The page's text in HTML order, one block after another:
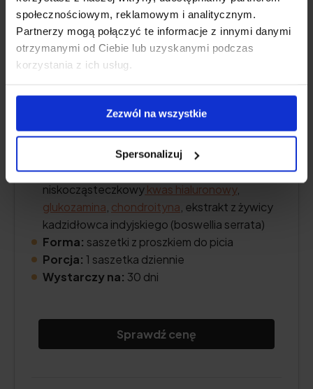
społecznościowym, reklamowym i analitycznym.
Partnerzy mogą połączyć te informacje z innymi danymi
otrzymanymi od Ciebie lub uzyskanymi podczas
korzystania z ich usług.
Zezwól na wszystkie
Spersonalizuj
Zawartość kolagenu:10 000 mg hydrolizatu
kolagenu wołowego COLLinstant®
Dodatkowe składniki aktywne:witamina C,
niskocząsteczkowykwas hialuronowy,
glukozamina chondroityna , ekstrakt z żywicy
kadzidłowca indyjskiego (boswellia serrata)
Forma: saszetki z proszkiem do picia
Porcja: 1 saszetka dziennie
Wystarczy na: 30 dni
Sprawdź cenę